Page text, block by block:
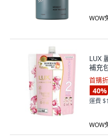
WOW
LUX
補充
首購
40%
運費
WOW